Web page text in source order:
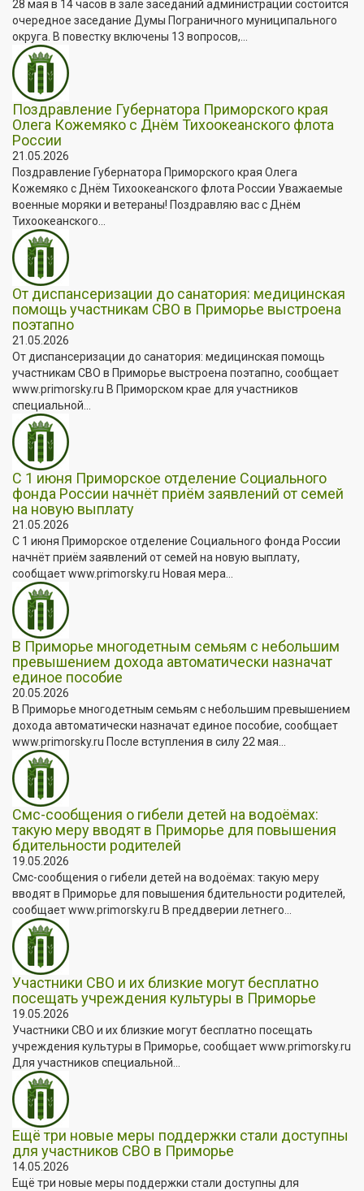
28 мая в 14 часов в зале заседаний администрации состоится
очередное заседание Думы Пограничного муниципального
округа. В повестку включены 13 вопросов,...
Поздравление Губернатора Приморского края
Олега Кожемяко с Днём Тихоокеанского флота
России
21.05.2026
Поздравление Губернатора Приморского края Олега
Кожемяко с Днём Тихоокеанского флота России Уважаемые
военные моряки и ветераны! Поздравляю вас с Днём
Тихоокеанского...
От диспансеризации до санатория: медицинская
помощь участникам СВО в Приморье выстроена
поэтапно
21.05.2026
От диспансеризации до санатория: медицинская помощь
участникам СВО в Приморье выстроена поэтапно, сообщает
www.primorsky.ru В Приморском крае для участников
специальной...
С 1 июня Приморское отделение Социального
фонда России начнёт приём заявлений от семей
на новую выплату
21.05.2026
С 1 июня Приморское отделение Социального фонда России
начнёт приём заявлений от семей на новую выплату,
сообщает www.primorsky.ru Новая мера...
В Приморье многодетным семьям с небольшим
превышением дохода автоматически назначат
единое пособие
20.05.2026
В Приморье многодетным семьям с небольшим превышением
дохода автоматически назначат единое пособие, сообщает
www.primorsky.ru После вступления в силу 22 мая...
Смс-сообщения о гибели детей на водоёмах:
такую меру вводят в Приморье для повышения
бдительности родителей
19.05.2026
Смс-сообщения о гибели детей на водоёмах: такую меру
вводят в Приморье для повышения бдительности родителей,
сообщает www.primorsky.ru В преддверии летнего...
Участники СВО и их близкие могут бесплатно
посещать учреждения культуры в Приморье
19.05.2026
Участники СВО и их близкие могут бесплатно посещать
учреждения культуры в Приморье, сообщает www.primorsky.ru
Для участников специальной...
Ещё три новые меры поддержки стали доступны
для участников СВО в Приморье
14.05.2026
Ещё три новые меры поддержки стали доступны для